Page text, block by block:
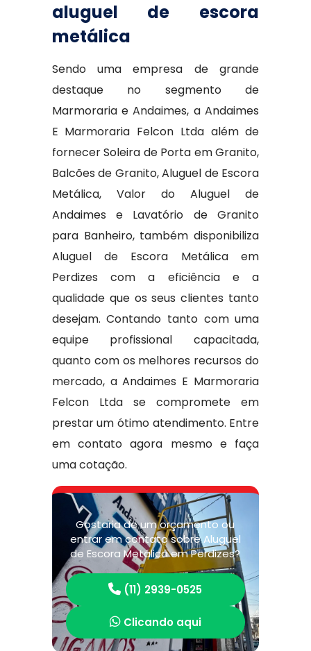
aluguel de escora
metálica
Sendo uma empresa de grande
destaque no segmento de
Marmoraria e Andaimes, a Andaimes
E Marmoraria Felcon Ltda além de
fornecer Soleira de Porta em Granito,
Balcões de Granito, Aluguel de Escora
Metálica, Valor do Aluguel de
Andaimes e Lavatório de Granito
para Banheiro, também disponibiliza
Aluguel de Escora Metálica em
Perdizes com a eficiência e a
qualidade que os seus clientes tanto
desejam. Contando tanto com uma
equipe profissional capacitada,
quanto com os melhores recursos do
mercado, a Andaimes E Marmoraria
Felcon Ltda se compromete em
prestar um ótimo atendimento. Entre
em contato agora mesmo e faça
uma cotação.
Gostaria de um orçamento ou
entrar em contato sobre Aluguel
de Escora Metálica em Perdizes?
(11) 2939-0525
Clicando aqui